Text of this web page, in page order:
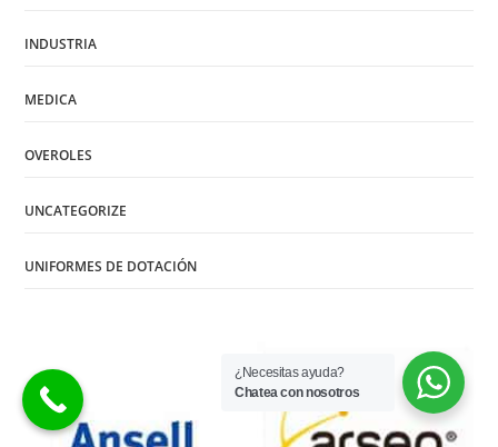
INDUSTRIA
MEDICA
OVEROLES
UNCATEGORIZE
UNIFORMES DE DOTACIÓN
¿Necesitas ayuda?
Chatea con nosotros